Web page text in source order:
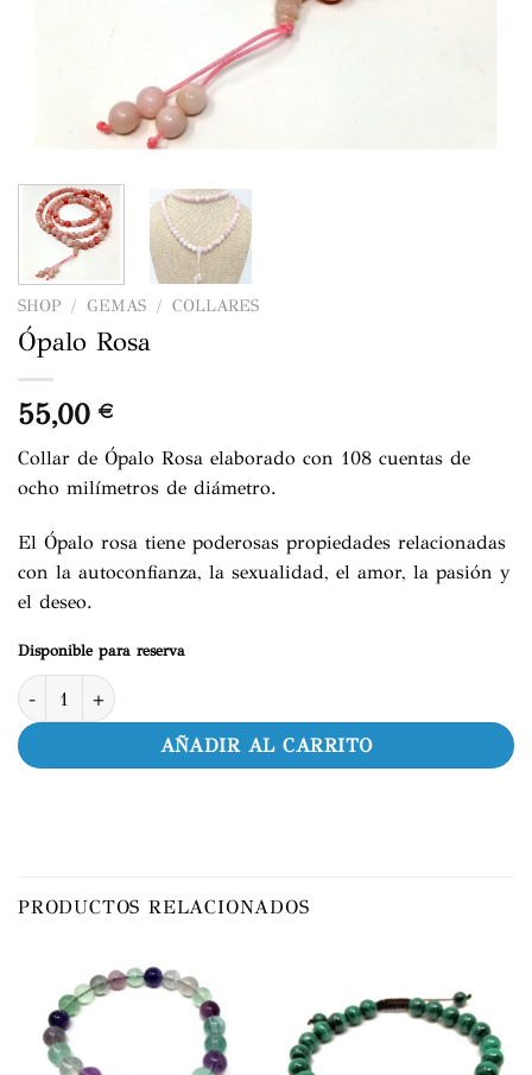
SHOP / GEMAS / COLLARES
Ópalo Rosa
55,00 €
Collar de Ópalo Rosa elaborado con 108 cuentas de
ocho milímetros de diámetro.
El Ópalo rosa tiene poderosas propiedades relacionadas
con la autoconfianza, la sexualidad, el amor, la pasión y
el deseo.
Disponible para reserva
Ópalo Rosa cantidad
AÑADIR AL CARRITO
PRODUCTOS RELACIONADOS